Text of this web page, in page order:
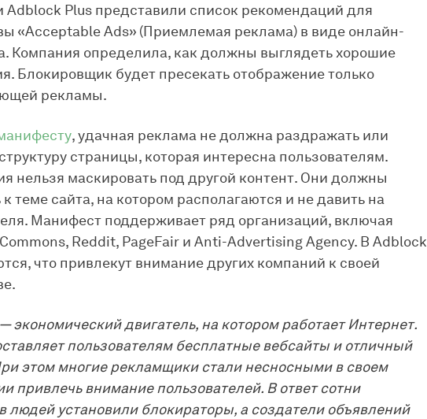
Adblock Plus представили список рекомендаций для
«Acceptable Ads» (Приемлемая реклама) в виде онлайн-
Компания определила, как должны выглядеть хорошие
Блокировщик будет пресекать отображение только
рекламы.
, удачная реклама не должна раздражать или
страницы, которая интересна пользователям.
нельзя маскировать под другой контент. Они должны
к теме сайта, на котором располагаются и не давить на
Манифест поддерживает ряд организаций, включая
Reddit, PageFair и Anti-Advertising Agency. В Adblock
что привлекут внимание других компаний к своей
экономический двигатель, на котором работает Интернет.
пользователям бесплатные вебсайты и отличный
этом многие рекламщики стали несносными в своем
привлечь внимание пользователей. В ответ сотни
людей установили блокираторы, а создатели объявлений